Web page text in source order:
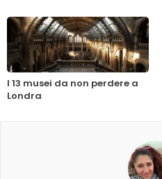
I 13 musei da non perdere a
Londra